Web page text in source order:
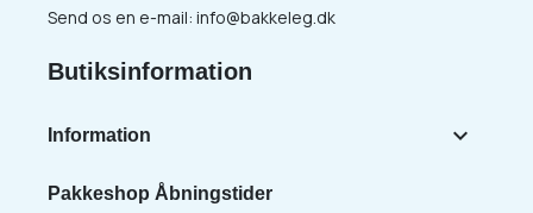
Pakkeshop Åbningstider
Send os en e-mail: info@bakkeleg.dk
Butiksinformation
Information 